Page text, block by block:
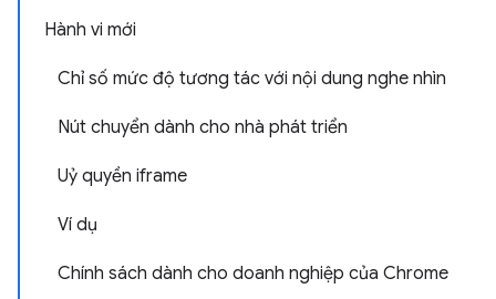
Hành vi mới
Chỉ số mức độ tương tác với nội dung nghe nhìn
Nút chuyển dành cho nhà phát triển
Uỷ quyền iframe
Ví dụ
Chính sách dành cho doanh nghiệp của Chrome